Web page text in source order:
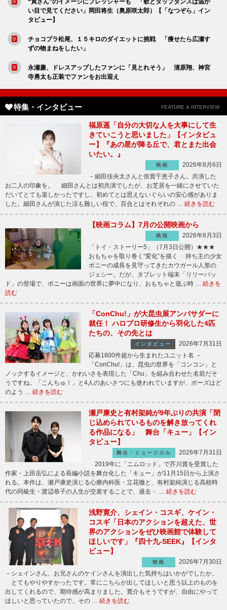
い目で見てください」岡田将生（奥原咲太郎）【「なつぞら」イン
タビュー】
チョコプラ松尾、１５キロのダイエットに挑戦 「痩せたら広瀬す
ずの物まねをしたい」
永瀬廉、ドレスアップしたファンに「見とれそう」 清原翔、神宮
寺勇太も正装でファンをお出迎え
特集・インタビュー FEATURE & INTERVIEW
福原遥「自分の大切な人を大事にして生
きていこうと思いました」【インタビュ
ー】『あの星が降る丘で、君とまた出会
いたい。』
映画
2026年8月6日
－細田佳央太さんと倍賞千恵子さん。共演した
お二人の印象を。 細田さんとは初共演でしたが、お芝居を一緒にさせていた
だいてとても楽しかったですし、初めてとは思えないぐらいの安心感がありま
した。細田さんが演じた涼も難しい役で、百合とはそれぞれの … 続きを読む
【映画コラム】7月の公開映画から
映画
2026年8月3日
「トイ・ストーリー5」（7月3日公開）★★★
おもちゃを取り巻く“変化”を描く 持ち主の少女
ボニーの成長を見守ってきたカウガール人形の
ジェシー。だが、タブレット端末「リリーパッ
ド」の登場で、ボニーは画面の世界に夢中になり、おもちゃと遊ぶ時 … 続きを
読む
「ConChu!」が大昆虫展アンバサダーに
就任！ ハロプロ研修生から羽化した4匹
たちの、その先とは
インタビュー
2026年7月31日
応募1800件超から生まれたユニット名 －
「ConChu!」は、昆虫の世界を「コンコン」と
ノックするイメージと、かわいさを表現した「Chu」を組み合わせた名前だそ
うですね。「こんちゅ！」と4人のあいさつにも使われていますが、ポーズはど
のよう … 続きを読む
瀬戸康史と有村架純が9年ぶりの共演「閉
じ込められているものを解き放ってくれ
る作品になる」 舞台「キュー」【イン
タビュー】
舞台・ミュージカル
2026年7月31日
2019年に「ニムロッド」で芥川賞を受賞した
作家・上田岳弘による長編小説を舞台化した「キュー」が11月15日から上演さ
れる。本作は、瀬戸康史演じる心療内科医・立花徹と、有村架純演じる高校時
代の同級生・渡辺恭子の人生が交差することで、過去・ … 続きを読む
浅野寛介、シェイン・コスギ、ケイン・
コスギ「日本のアクションを超えた、世
界のアクションをぜひ映画館で体験して
ほしいです」『四十九-SEEK』【インタ
ビュー】
映画
2026年7月30日
－シェインさん、お兄さんのケインさんを演出した気持ちはいかがでしたか。
とてもやりやすかったです。常にこちらが出してほしいと思う以上のものを
出してくれるので、期待感が高まりました。寛介もそうですが、自由にやって
ほしいと思っていたので、その … 続きを読む